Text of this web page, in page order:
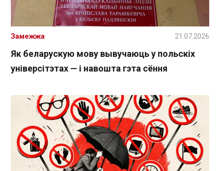
Як беларускую мову вывучаюць у польскіх
універсітэтах — і навошта гэта сёння
Замежжа 21.07.2026